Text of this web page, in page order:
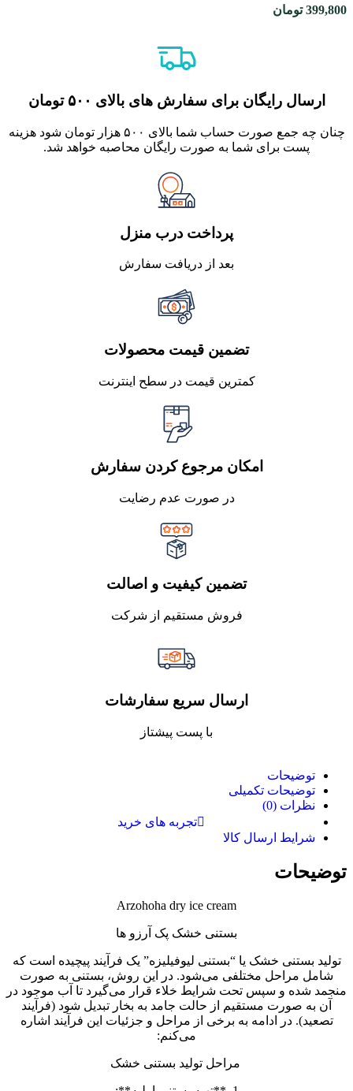
399,800 تومان
ارسال رایگان برای سفارش های بالای ۵۰۰ تومان
چنان چه جمع صورت حساب شما بالای ۵۰۰ هزار تومان شود هزینه
پست برای شما به صورت رایگان محاصبه خواهد شد.
پرداخت درب منزل
بعد از دریافت سفارش
تضمین قیمت محصولات
کمترین قیمت در سطح اینترنت
امکان مرجوع کردن سفارش
در صورت عدم رضایت
تضمین کیفیت و اصالت
فروش مستقیم از شرکت
ارسال سریع سفارشات
با پست پیشتاز
توضیحات
توضیحات تکمیلی
نظرات (0)
تجربه های خرید
شرایط ارسال کالا
توضیحات
Arzohoha dry ice cream
بستنی خشک پک آرزو ها
تولید بستنی خشک یا “بستنی لیوفیلیزه” یک فرآیند پیچیده است که
شامل مراحل مختلفی می‌شود. در این روش، بستنی به صورت
منجمد شده و سپس تحت شرایط خلاء قرار می‌گیرد تا آب موجود در
آن به صورت مستقیم از حالت جامد به بخار تبدیل شود (فرآیند
تصعید). در ادامه به برخی از مراحل و جزئیات این فرآیند اشاره
می‌کنم:
مراحل تولید بستنی خشک